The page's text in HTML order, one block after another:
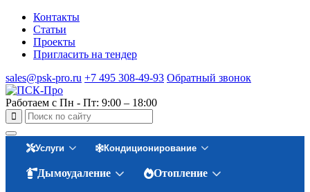
Контакты
Статьи
Проекты
Пригласить на тендер
sales@psk-pro.ru +7 495 308-49-93 Обратный звонок
Работаем с Пн - Пт: 9:00 – 18:00
Услуги Кондиционирование
Дымоудаление Отопление